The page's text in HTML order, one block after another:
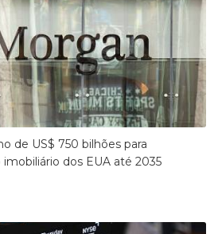
de US$ 750 bilhões para
dos EUA até 2035